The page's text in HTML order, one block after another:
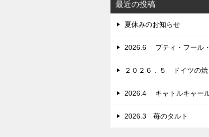
シ
ョ
最近の投稿
夏休みのお知らせ
2026.6 プティ・フール・
２０２６．５ ドイツの
2026.4 キャトルキャー
2026.3 苺のタルト